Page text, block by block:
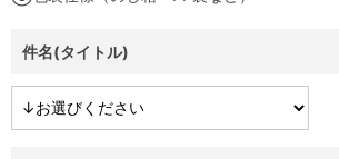
件名(タイトル)